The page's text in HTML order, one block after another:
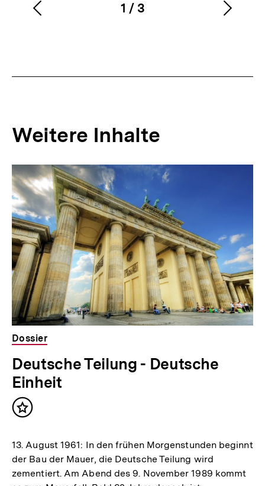
Karussellinhalt
1
von
/ 3
Vorherigen
Weitere Inhalte
Inhaltskarousell
für
weitere
Inhalte
Inhaltskarussell
überspringen
Dossier
Deutsche Teilung - Deutsche
Einheit
Inhalt
13. August 1961: In den frühen Morgenstunden beginnt
der Bau der Mauer, die Deutsche Teilung wird
zementiert. Am Abend des 9. November 1989 kommt